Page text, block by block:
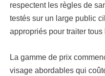
respectent les règles de
testés sur un large public
appropriés pour traiter
La gamme de prix
visage abordables qui